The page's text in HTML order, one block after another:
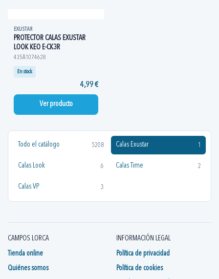
Todo el catálogo 5208 Calas Exustar 1
Calas Look 6 Calas Time 2
Calas VP 3
EXUSTAR
PROTECTOR CALAS EXUSTAR
LOOK KEO E-CK3R
435A1074628
En stock
4,99 €
Ver producto
CAMPOS LORCA
Tienda online
Quiénes somos
INFORMACIÓN LEGAL
Política de privacidad
Política de cookies